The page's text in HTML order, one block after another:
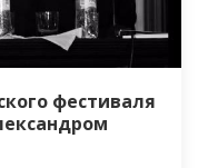
фестиваля